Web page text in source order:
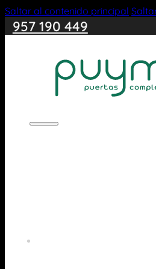
Saltar al contenido principal
957 190 449